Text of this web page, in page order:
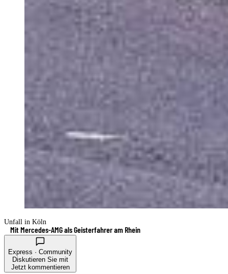
Unfall in Köln
Mit Mercedes-AMG als Geisterfahrer am Rhein
Express · Community
Diskutieren Sie mit
Jetzt kommentieren